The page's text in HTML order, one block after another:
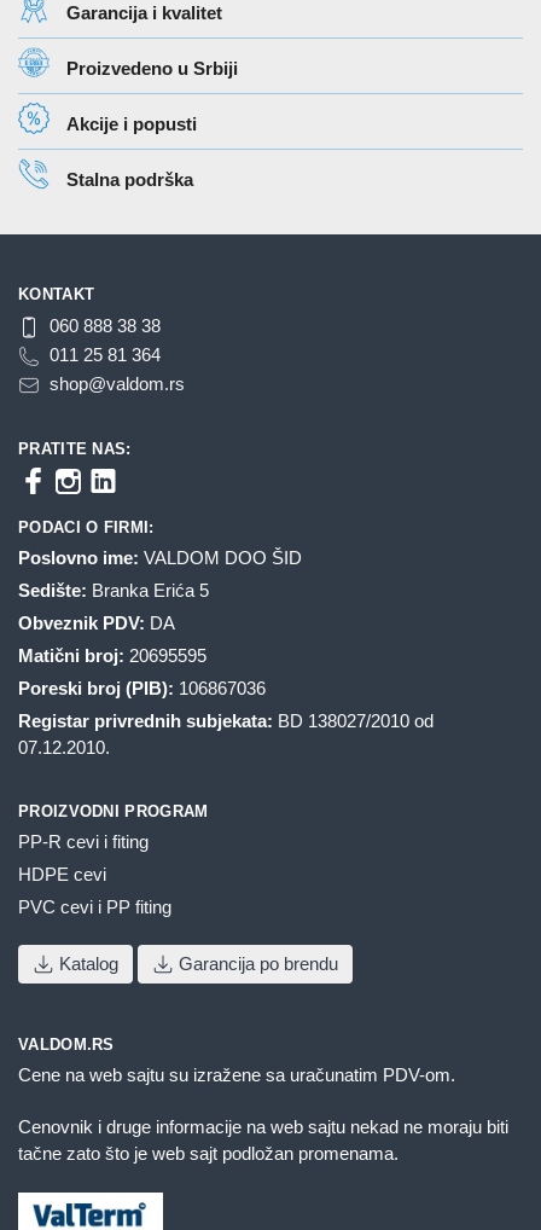
Garancija i kvalitet
Proizvedeno u Srbiji
Akcije i popusti
Stalna podrška
KONTAKT
060 888 38 38
011 25 81 364
shop@valdom.rs
PRATITE NAS:
PODACI O FIRMI:
Poslovno ime: VALDOM DOO ŠID
Sedište: Branka Erića 5
Obveznik PDV: DA
Matični broj: 20695595
Poreski broj (PIB): 106867036
Registar privrednih subjekata: BD 138027/2010 od
07.12.2010.
PROIZVODNI PROGRAM
PP-R cevi i fiting
HDPE cevi
PVC cevi i PP fiting
Katalog Garancija po brendu
VALDOM.RS
Cene na web sajtu su izražene sa uračunatim PDV-om.
Cenovnik i druge informacije na web sajtu nekad ne moraju biti
tačne zato što je web sajt podložan promenama.